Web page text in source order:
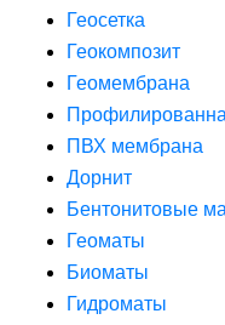
Геосетка
Геокомпозит
Геомембрана
ПВХ мембрана
Дорнит
Бентонитовые
Геоматы
Биоматы
Гидроматы